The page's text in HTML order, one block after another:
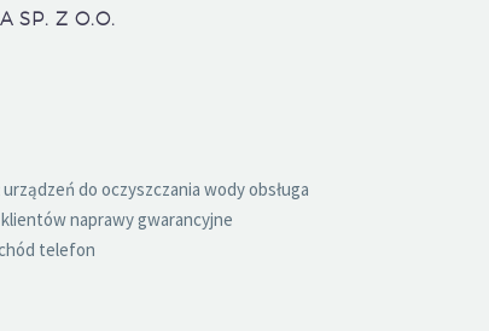
SP. Z O.O.
do oczyszczania wody obsługa
naprawy gwarancyjne
telefon